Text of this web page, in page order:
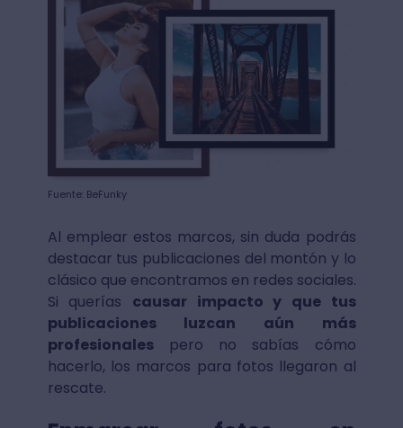
Fuente: BeFunky
Al emplear estos marcos, sin duda podrás
destacar tus publicaciones del montón y lo
clásico que encontramos en redes sociales.
Si querías causar impacto y que tus
publicaciones luzcan aún más
profesionalespero no sabías cómo
hacerlo, los marcos para fotos llegaron al
rescate.